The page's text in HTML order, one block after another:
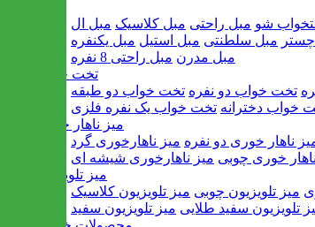
شو مبل راحتی مبل کلاسیک مبل ال
مبل سلطنتی مبل استیل مبل یکنفره
مبل مدرن مبل راحتی 8 نفره
تخت خواب
تخت خواب دو نفره تخت خواب دو طبقه
خواب دخترانه تخت خواب یک نفره فلزی
میز ناهار خوری
ناهار خوری دو نفره میز ناهارخوری گرد
خوری چوبی میز ناهارخوری شیشه ای
میز تلویزیون
میز تلویزیون چوبی میز تلویزیون کلاسیک
تلویزیون سفید طلایی میز تلویزیون سفید